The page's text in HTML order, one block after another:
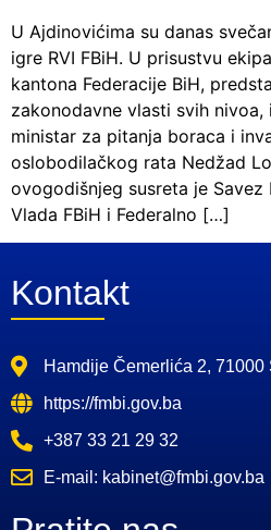
U Ajdinovićima su danas
igre RVI FBiH. U prisustvu
kantona Federacije BiH,
zakonodavne vlasti svih
ministar za pitanja boraca i
oslobodilačkog rata Nedžad
ovogodišnjeg susreta je Savez
Vlada FBiH i Federalno […]
Kontakt
Hamdije Čemerlića 2, 71000
https://fmbi.gov.ba
+387 33 21 29 32
E-mail: kabinet@fmbi.gov.ba